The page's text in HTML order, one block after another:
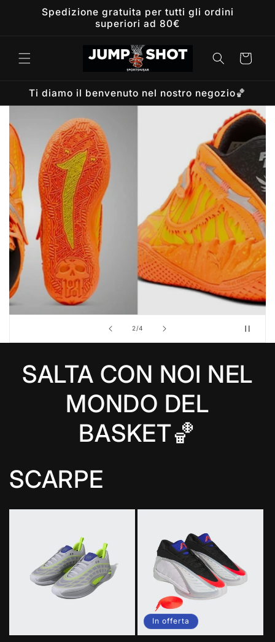
direttamenteSpedizione gratuita per tutti gli ordini
superiori ad 80€
Carrello
Ti diamo il benvenuto nel nostro negozio🏀
2/su
4
SALTA CON NOI NEL
MONDO DEL
BASKET🏀
SCARPE
In offerta